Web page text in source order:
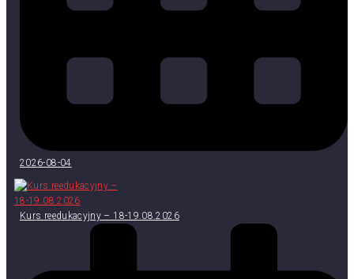
2026-08-04
Kurs reedukacyjny – 18-19.08.2026